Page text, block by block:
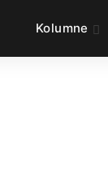
Kolumne